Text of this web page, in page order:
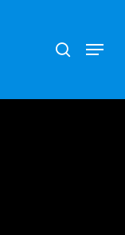
Menu